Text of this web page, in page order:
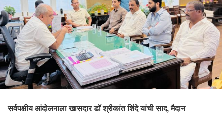
सर्वपक्षीय आंदोलनाला खासदार डॉ श्रीकांत शिंदे यांची साद, मैदान